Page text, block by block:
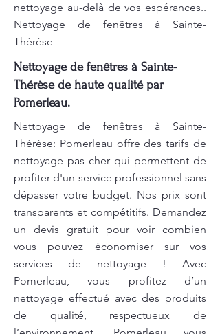
nettoyage au-delà de vos espérances..
Nettoyage de fenêtres à Sainte-
Thérèse
Nettoyage de fenêtres à Sainte-
Thérèse de haute qualité par
Pomerleau.
Nettoyage de fenêtres à Sainte-
Thérèse: Pomerleau offre des tarifs de
nettoyage pas cher qui permettent de
profiter d'un service professionnel sans
dépasser votre budget. Nos prix sont
transparents et compétitifs. Demandez
un devis gratuit pour voir combien
vous pouvez économiser sur vos
services de nettoyage ! Avec
Pomerleau, vous profitez d’un
nettoyage effectué avec des produits
de qualité, respectueux de